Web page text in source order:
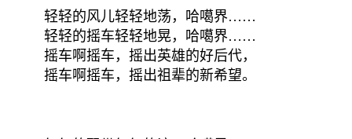
轻轻的风儿轻轻地荡，哈噶界……
轻轻的摇车轻轻地晃，哈噶界……
摇车啊摇车，摇出英雄的好后代，
摇车啊摇车，摇出祖辈的新希望。